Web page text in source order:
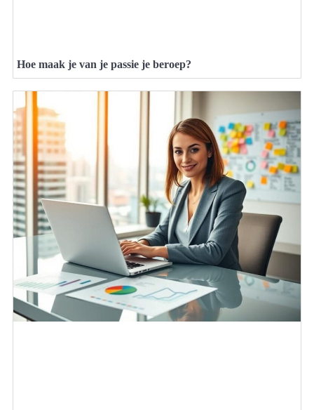
Hoe maak je van je passie je beroep?